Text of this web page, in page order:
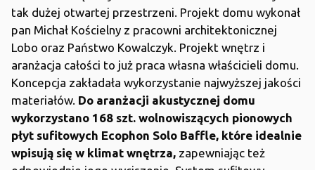
tak dużej otwartej przestrzeni. Projekt domu wykonał
pan Michał Kościelny z pracowni architektonicznej
Lobo oraz Państwo Kowalczyk. Projekt wnętrz i
aranżacja całości to już praca własna właścicieli domu.
Koncepcja zakładała wykorzystanie najwyższej jakości
materiałów. Do aranżacji akustycznej domu
wykorzystano 168 szt. wolnowiszących pionowych
płyt sufitowych Ecophon Solo Baffle, które idealnie
wpisują się w klimat wnętrza, zapewniając też